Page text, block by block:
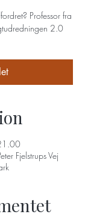
Professor fra
2.0
Fjelstrups Vej